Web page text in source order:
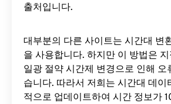
출처입니다.
대부분의 다른 사이트는 시간대 변
을 사용합니다. 하지만 이 방법은
일광 절약 시간제 변경으로 인해 오
습니다. 따라서 저희는 시간대 데이
적으로 업데이트하여 시간 정보가